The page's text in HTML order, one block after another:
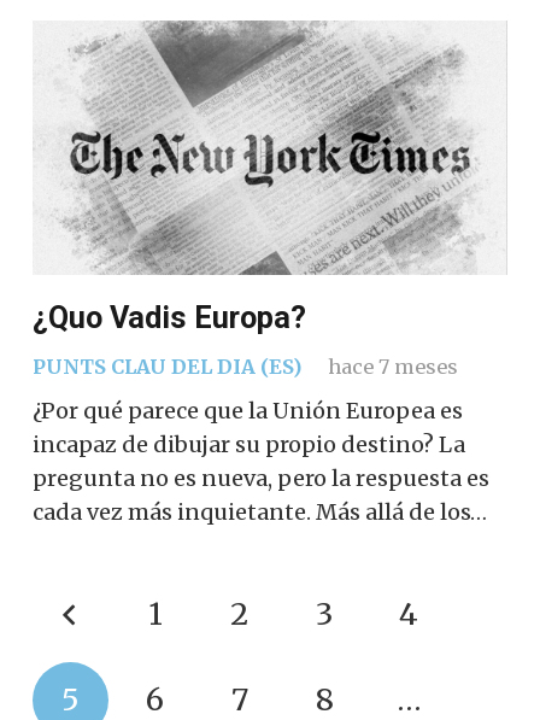
¿Quo Vadis Europa?
PUNTS CLAU DEL DIA (ES) hace 7 meses
¿Por qué parece que la Unión Europea es
incapaz de dibujar su propio destino? La
pregunta no es nueva, pero la respuesta es
cada vez más inquietante. Más allá de los…
1 2 3 4
5 6 7 8 …